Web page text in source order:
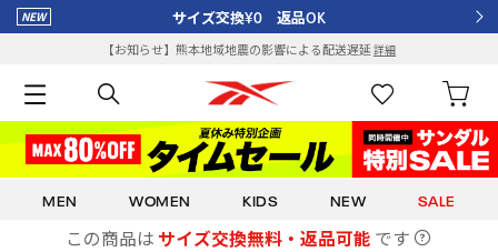
サイズ交換¥0 返品OK
【お知らせ】熊本地域地震の影響による配送遅延詳細
MEN WOMEN KIDS NEW SALE
この商品は サイズ交換無料・返品可能 です